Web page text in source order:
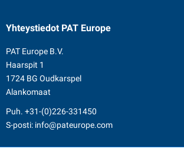
Yhteystiedot PAT Europe
PAT Europe B.V.
Haarspit 1
1724 BG Oudkarspel
Alankomaat
Puh. +31-(0)226-331450
S-posti: info@pateurope.com